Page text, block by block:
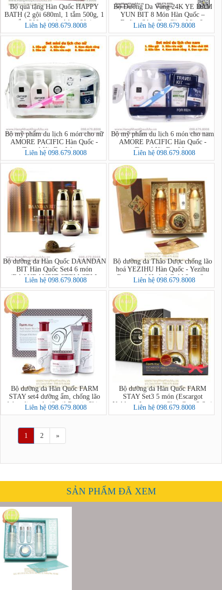
Bộ quà tặng Hàn Quốc HAPPY
BATH (2 gội 680ml, 1 tắm 500g, 1
tắm 200g, 1 xà phòng 80g)
Liên hệ 098.679.8008
Bộ Dưỡng Da Vàng 24K YE DAM
YUN BIT 8 Món Hàn Quốc –
Dưỡng Sáng Da, Căng Mịn &
Chống Lão Hóa Cao Cấp
Liên hệ 098.679.8008
Bộ mỹ phẩm du lịch 6 món cho nữ
AMORE PACIFIC Hàn Quốc -
Travel Kit For Women
Liên hệ 098.679.8008
Bộ mỹ phẩm du lịch 6 món cho nam
AMORE PACIFIC Hàn Quốc -
Travel Kit For Men
Liên hệ 098.679.8008
Bộ dưỡng da Hàn Quốc DAANDAN
BIT Hàn Quốc Set4 6 món
(DAANDANBIT STEM CELL
PREMIUM SNAIL 4SET)
Liên hệ 098.679.8008
Bộ dưỡng da Thảo Dược chống lão
hoá YEZIHU Hàn Quốc - Yezihu
Fermented Herbal Gold 3pcs Set
Liên hệ 098.679.8008
Bộ dưỡng da Hàn Quốc FARM
STAY set4 dưỡng ẩm, chống lão
hóa, tái tạo da (Snail Repair Skin
Care 4 Set)
Liên hệ 098.679.8008
Bộ dưỡng da Hàn Quốc FARM
STAY Set3 5 món (Escargot
Noblesse Intensive Skin Care 3 Set)
Liên hệ 098.679.8008
1 2 »
SẢN PHẨM ĐÃ XEM